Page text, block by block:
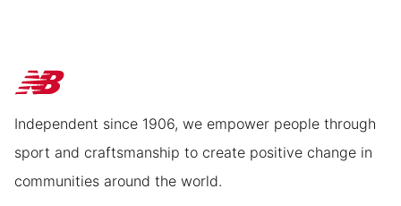
Independent since 1906, we empower people through
sport and craftsmanship to create positive change in
communities around the world.